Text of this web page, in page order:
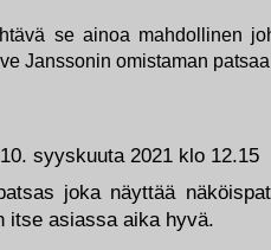
10. syyskuuta 2021 klo 12.15
joka näyttää
itse asiassa aika hyvä.
se ainoa mahdollinen
Janssonin omistaman